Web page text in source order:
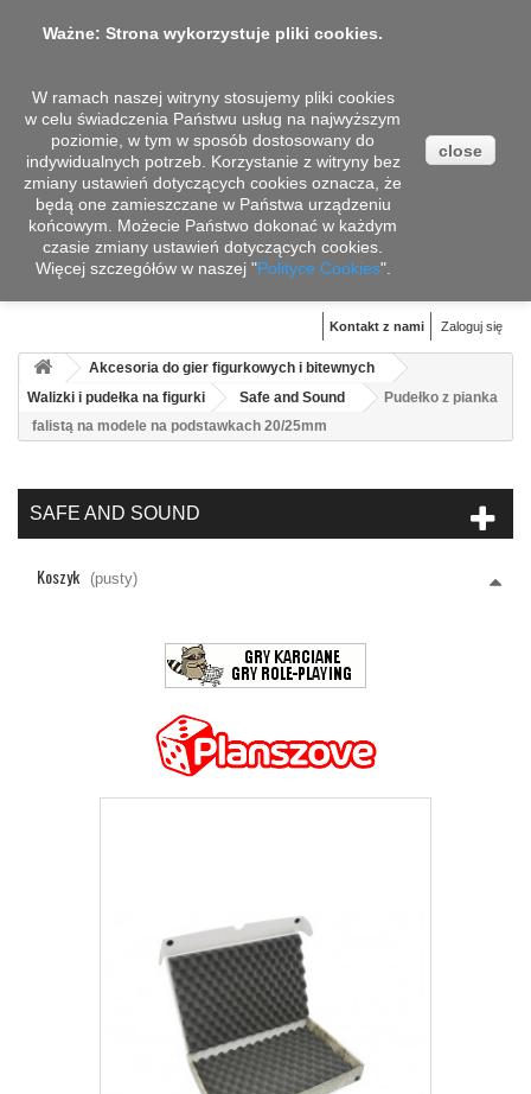
Koszyk (pusty)
Zaloguj się
Kontakt z nami
Akcesoria do gier figurkowych i bitewnych
Walizki i pudełka na figurki
Safe and Sound
Pudełko z pianka
falistą na modele na podstawkach 20/25mm
SAFE AND SOUND
Koszyk (pusty)
Ważne: Strona wykorzystuje pliki cookies.
W ramach naszej witryny stosujemy pliki cookies
w celu świadczenia Państwu usług na najwyższym
poziomie, w tym w sposób dostosowany do
indywidualnych potrzeb. Korzystanie z witryny bez
zmiany ustawień dotyczących cookies oznacza, że
będą one zamieszczane w Państwa urządzeniu
końcowym. Możecie Państwo dokonać w każdym
czasie zmiany ustawień dotyczących cookies.
Więcej szczegółów w naszej "Polityce Cookies".
close